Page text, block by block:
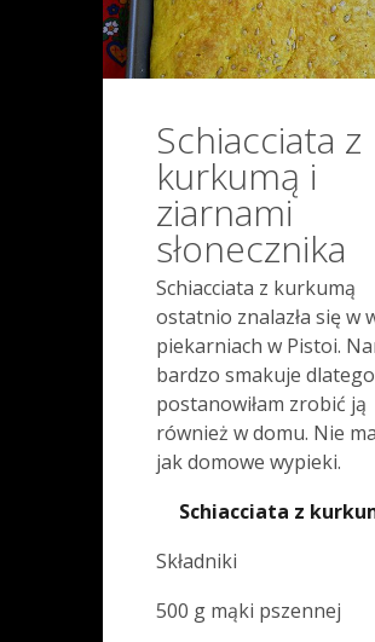
Schiacciata z
kurkumą i
ziarnami
słonecznika
Schiacciata z kurkumą
ostatnio znalazła się w
piekarniach w Pistoi.
bardzo smakuje dlatego
postanowiłam zrobić ją
również w domu. Nie
jak domowe wypieki.
Schiacciata z
Składniki
500 g mąki pszennej